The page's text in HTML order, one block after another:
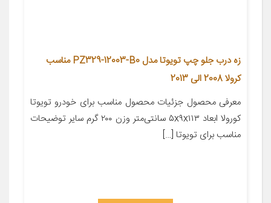
زه درب جلو چپ تویوتا مدل PZ329-12003-B0 مناسب
کرولا 2008 الی 2013
معرفی محصول جزئیات محصول مناسب برای خودرو تویوتا
کورولا ابعاد ۵x۹x۱۱۳ سانتی‌متر وزن ۲۰۰ گرم سایر توضیحات
مناسب برای تویوتا […]